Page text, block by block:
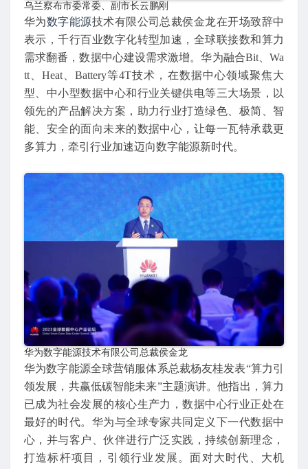
乌兰察布市委常委、副市长云鹏刚
华为数字能源技术有限公司总裁侯金龙在开场致辞中
表示，千行百业数字化转型加速，全球联接数和算力
需求翻番，数据中心建设需求激增。华为融合Bit、Wa
tt、Heat、Battery等4T技术，在数据中心领域聚焦大
型、中小型数据中心和行业关键供电等三大场景，以
领先的产品解决方案，助力行业打造绿色、极简、智
能、安全的面向未来的数据中心，让每一瓦特承载更
多算力，牵引行业加速迈向数字能源新时代。
华为数字能源技术有限公司总裁侯金龙
华为数字能源全球营销服体系总裁杨友桂发表“算力引
领发展，共赢低碳智能未来”主题演讲。他指出，算力
已成为社会发展的核心生产力，数据中心行业正处在
最好的时代。华为与全球专家共同定义下一代数据中
心，并与客户、伙伴进行广泛实践，持续创新理念，
打造标杆项目，引领行业发展。面对大时代、大机